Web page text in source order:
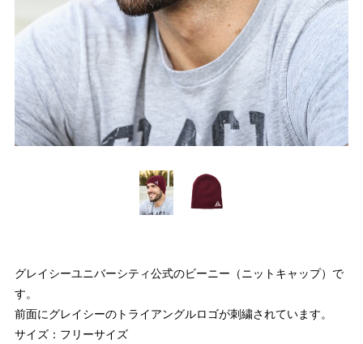
グレイシーユニバーシティ公式のビーニー（ニットキャップ）で
す。
前面にグレイシーのトライアングルロゴが刺繍されています。
サイズ：フリーサイズ